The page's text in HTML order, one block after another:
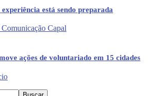
está sendo preparada
ações de voluntariado em 15 cidades